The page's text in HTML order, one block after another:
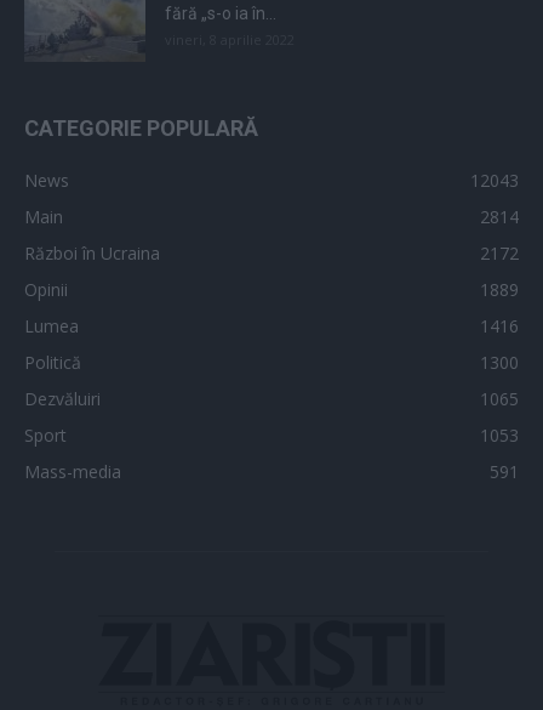
fără „s-o ia în...
CATEGORIE POPULARĂ
News
12043
Main
2814
Război în Ucraina
2172
Opinii
1889
Lumea
1416
Politică
1300
Dezvăluiri
1065
Sport
1053
Mass-media
591